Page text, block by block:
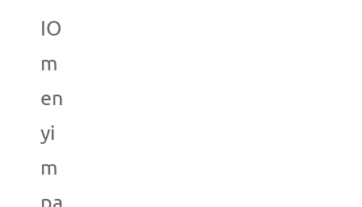
IO
m
en
yi
m